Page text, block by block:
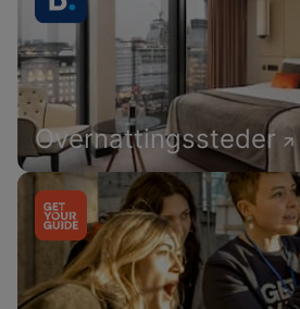
Overnattingssteder